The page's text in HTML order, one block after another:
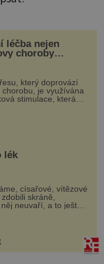
léčba nejen
choroby
který doprovází
chorobu, je využívána
stimulace, která
invazivní
zase není vhodný
zacílení ...
lék
císařové, vítězové
skráně,
neuvaří, a to ještě
list může výrazně
naše neduhy.
množství ně...